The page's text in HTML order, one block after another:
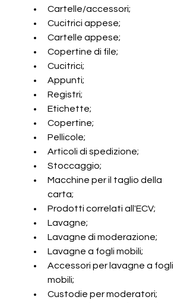
Cartelle/accessori;
Cucitrici appese;
Cartelle appese;
Copertine di file;
Cucitrici;
Appunti;
Registri;
Etichette;
Copertine;
Pellicole;
Articoli di spedizione;
Stoccaggio;
Macchine per il taglio della
carta;
Prodotti correlati all'ECV;
Lavagne;
Lavagne di moderazione;
Lavagne a fogli mobili;
Accessori per lavagne a fogli
mobili;
Custodie per moderatori;